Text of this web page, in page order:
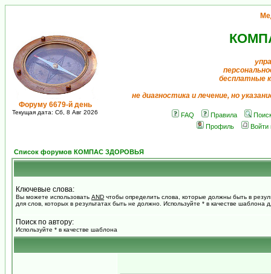
Форуму 6679-й день
Текущая дата: Сб, 8 Авг 2026
бесплатные
не диагностика и лечение, но
FAQ Правила
Профиль
Войти
Список форумов КОМПАС ЗДОРОВЬЯ
Ключевые слова:
Вы можете использовать AND чтобы определить слова, которые должны быть в
для слов, которых в результатах быть не должно. Используйте * в качестве шаблона
Поиск по автору:
Используйте * в качестве шаблона